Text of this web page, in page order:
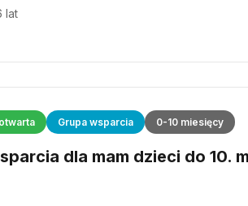
lat
Grupa wsparcia 0-10 miesięcy
dla mam dzieci do 10.